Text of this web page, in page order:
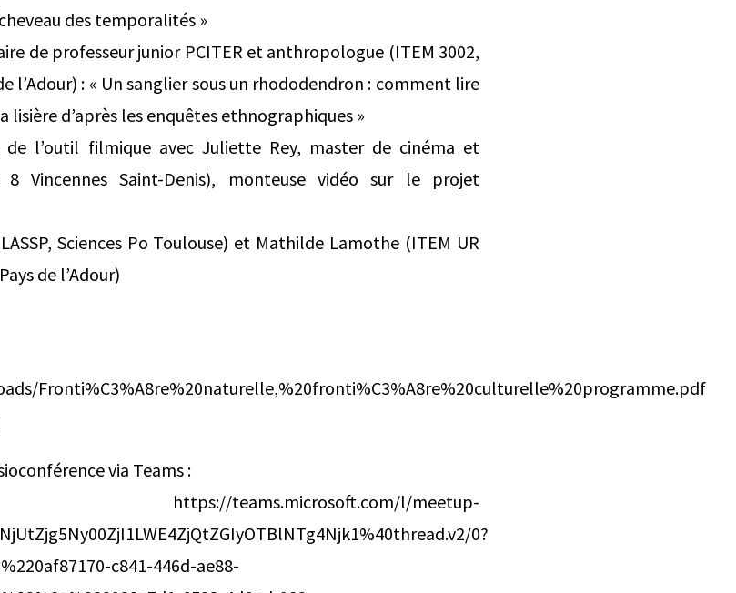
des temporalités »
de professeur junior PCITER et anthropologue (ITEM 3002,
l’Adour) : « Un sanglier sous un rhododendron : comment lire
lisière d’après les enquêtes ethnographiques »
l’outil filmique avec Juliette Rey, master de cinéma et
8 Vincennes Saint-Denis), monteuse vidéo sur le projet
Sciences Po Toulouse) et Mathilde Lamothe (ITEM UR
de l’Adour)
Fronti%C3%A8re%20naturelle,%20fronti%C3%A8re%20culturelle%20programme.pdf
via Teams :
l/meetup-
0?
c841-446d-ae88-